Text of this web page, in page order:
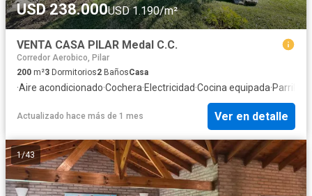
USD 238.000USD 1.190/m²
VENTA CASA PILAR Medal C.C.
Corredor Aerobico, Pilar
200 m²3 Dormitorios2 BañosCasa
·Aire acondicionado·Cochera·Electricidad·Cocina equipada·Parrilla
Actualizado hace más de 1 mes Ver en detalle
1/43